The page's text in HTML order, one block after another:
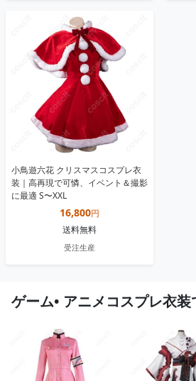
小鳥遊六花 クリスマスコスプレ衣
装｜高再現で可憐、イベント＆撮影
に最適 S〜XXL
16,800円
送料無料
受注生産
ゲーム• アニメコスプレ衣